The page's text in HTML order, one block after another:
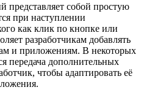
представляет собой простую
при наступлении
как клик по кнопке или
разработчикам добавлять
и приложениям. В некоторых
передача дополнительных
чтобы адаптировать её